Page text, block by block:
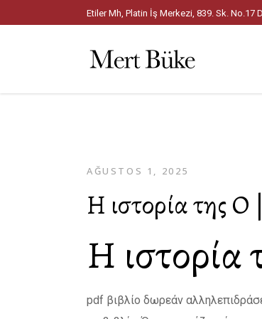
Etiler Mh, Platin İş Merkezi, 839. Sk.
AĞUSTOS 1, 2025
Η ιστορία της
Η ιστορία
pdf βιβλίο δωρεάν